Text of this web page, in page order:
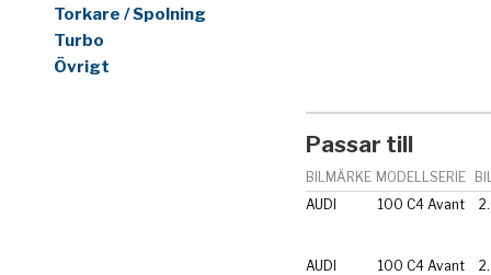
Torkare / Spolning
Turbo
Övrigt
Passar till
BILMÄRKE MODELLSERIE
AUDI
100 C4 Avant
AUDI 100 C4 Avant